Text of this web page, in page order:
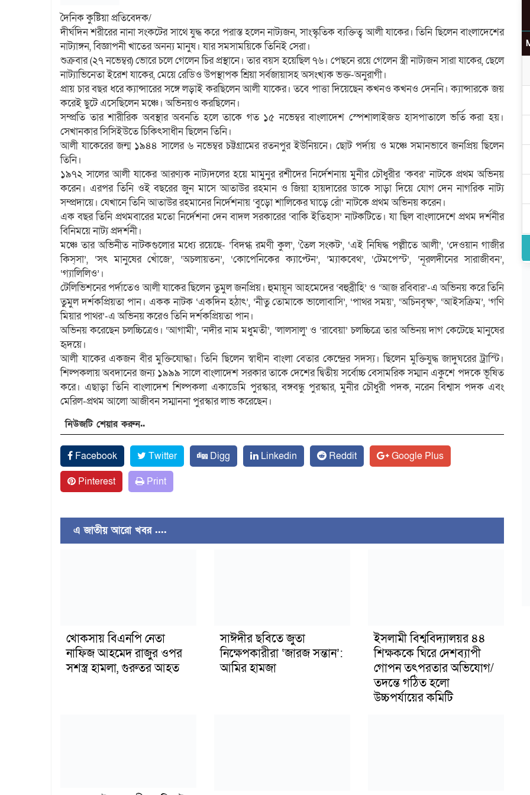
দৈনিক কুষ্টিয়া প্রতিবেদক/
দীর্ঘদিন শরীরের নানা সংকটের সাথে যুদ্ধ করে পরাস্ত হলেন নাট্যজন, সাংস্কৃতিক ব্যক্তিত্ব আলী যাকের। তিনি ছিলেন বাংলাদেশের
নাট্যাঙ্গন, বিজ্ঞাপনী খাতের অনন্য মানুষ। যার সমসাময়িকে তিনিই সেরা।
শুক্রবার (২৭ নভেম্বর) ভোরে চলে গেলেন চির প্রস্থানে। তার বয়স হয়েছিল ৭৬। পেছনে রয়ে গেলেন স্ত্রী নাট্যজন সারা যাকের, ছেলে
নাট্যাভিনেতা ইরেশ যাকের, মেয়ে রেডিও উপস্থাপক শ্রিয়া সর্বজায়াসহ অসংখ্যক ভক্ত-অনুরাগী।
প্রায় চার বছর ধরে ক্যান্সারের সঙ্গে লড়াই করছিলেন আলী যাকের। তবে পাত্তা দিয়েছেন কখনও কখনও দেননি। ক্যান্সারকে জয়
করেই ছুটে এসেছিলেন মঞ্চে। অভিনয়ও করছিলেন।
সম্প্রতি তার শারীরিক অবস্থার অবনতি হলে তাকে গত ১৫ নভেম্বর বাংলাদেশ স্পেশালাইজড হাসপাতালে ভর্তি করা হয়।
সেখানকার সিসিইউতে চিকিৎসাধীন ছিলেন তিনি।
আলী যাকেরের জন্ম ১৯৪৪ সালের ৬ নভেম্বর চট্টগ্রামের রতনপুর ইউনিয়নে। ছোট পর্দায় ও মঞ্চে সমানভাবে জনপ্রিয় ছিলেন
তিনি।
১৯৭২ সালের আলী যাকের আরণ্যক নাট্যদলের হয়ে মামুনুর রশীদের নির্দেশনায় মুনীর চৌধুরীর ‘কবর’ নাটকে প্রথম অভিনয়
করেন। এরপর তিনি ওই বছরের জুন মাসে আতাউর রহমান ও জিয়া হায়দারের ডাকে সাড়া দিয়ে যোগ দেন নাগরিক নাট্য
সম্প্রদায়ে। যেখানে তিনি আতাউর রহমানের নির্দেশনায় ‘বুড়ো শালিকের ঘাড়ে রোঁ’ নাটকে প্রথম অভিনয় করেন।
এক বছর তিনি প্রথমবারের মতো নির্দেশনা দেন বাদল সরকারের ‘বাকি ইতিহাস’ নাটকটিতে। যা ছিল বাংলাদেশে প্রথম দর্শনীর
বিনিময়ে নাট্য প্রদর্শনী।
মঞ্চে তার অভিনীত নাটকগুলোর মধ্যে রয়েছে- ‘বিদগ্ধ রমণী কুল’, ‘তৈল সংকট’, ‘এই নিষিদ্ধ পল্লীতে আলী’, ‘দেওয়ান গাজীর
কিস্‌সা’, ‘সৎ মানুষের খোঁজে’, ‘অচলায়তন’, ‘কোপেনিকের ক্যাপ্টেন’, ‘ম্যাকবেথ’, ‘টেমপেস্ট’, ‘নূরলদীনের সারাজীবন’,
‘গ্যালিলিও’।
টেলিভিশনের পর্দাতেও আলী যাকের ছিলেন তুমুল জনপ্রিয়। হুমায়ূন আহমেদের ‘বহুব্রীহি’ ও ‘আজ রবিবার’-এ অভিনয় করে তিনি
তুমুল দর্শকপ্রিয়তা পান। একক নাটক ‘একদিন হঠাৎ’, ‘নীতু তোমাকে ভালোবাসি’, ‘পাথর সময়’, ‘অচিনবৃক্ষ’, ‘আইসক্রিম’, ‘গণি
মিয়ার পাথর’-এ অভিনয় করেও তিনি দর্শকপ্রিয়তা পান।
অভিনয় করেছেন চলচ্চিত্রেও। ‘আগামী’, ‘নদীর নাম মধুমতী’, ‘লালসালু’ ও ‘রাবেয়া’ চলচ্চিত্রে তার অভিনয় দাগ কেটেছে মানুষের
হৃদয়ে।
আলী যাকের একজন বীর মুক্তিযোদ্ধা। তিনি ছিলেন স্বাধীন বাংলা বেতার কেন্দ্রের সদস্য। ছিলেন মুক্তিযুদ্ধ জাদুঘরের ট্রাস্টি।
শিল্পকলায় অবদানের জন্য ১৯৯৯ সালে বাংলাদেশ সরকার তাকে দেশের দ্বিতীয় সর্বোচ্চ বেসামরিক সম্মান একুশে পদকে ভূষিত
করে। এছাড়া তিনি বাংলাদেশ শিল্পকলা একাডেমি পুরস্কার, বঙ্গবন্ধু পুরস্কার, মুনীর চৌধুরী পদক, নরেন বিশ্বাস পদক এবং
মেরিল-প্রথম আলো আজীবন সম্মাননা পুরস্কার লাভ করেছেন।
নিউজটি শেয়ার করুন..
Facebook Twitter Digg Linkedin Reddit
Google Plus
Pinterest
Print
এ জাতীয় আরো খবর ....
খোকসায় বিএনপি নেতা
নাফিজ আহমেদ রাজুর ওপর
সশস্ত্র হামলা, গুরুতর আহত
সাঈদীর ছবিতে জুতা
নিক্ষেপকারীরা ‘জারজ সন্তান’:
আমির হামজা
ইসলামী বিশ্ববিদ্যালয়র ৪৪
শিক্ষককে ঘিরে দেশব্যাপী
গোপন তৎপরতার অভিযোগ/
তদন্তে গঠিত হলো
উচ্চপর্যায়ের কমিটি